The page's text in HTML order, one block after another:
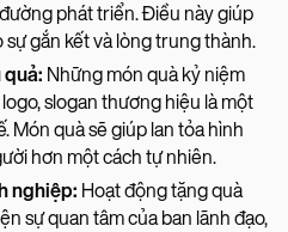
phát triển. Điều này giúp
sự gắn kết và lòng trung thành.
quả: Những món quà kỷ niệm
slogan thương hiệu là một
Món quà sẽ giúp lan tỏa hình
hơn một cách tự nhiên.
nghiệp: Hoạt động tặng quà
sự quan tâm của ban lãnh đạo,